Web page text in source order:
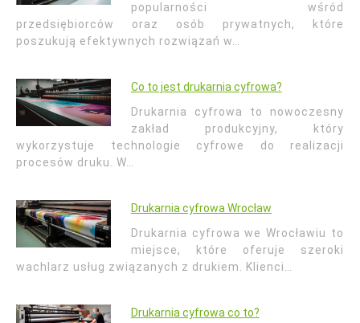
popularności wśród
przedsiębiorców oraz osób prywatnych, które
poszukują efektywnych rozwiązań w…
Co to jest drukarnia cyfrowa?
Drukarnia cyfrowa to nowoczesny
zakład produkcyjny, który
wykorzystuje technologie cyfrowe do realizacji
procesów druku. W…
Drukarnia cyfrowa Wrocław
Drukarnia cyfrowa we Wrocławiu to
miejsce, które oferuje szeroki
wachlarz usług związanych z drukiem. Klienci…
Drukarnia cyfrowa co to?